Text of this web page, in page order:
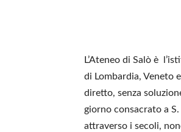
L’Ateneo di Salò è
di Lombardia, Veneto
diretto, senza
giorno consacrato a
attraverso i secoli,